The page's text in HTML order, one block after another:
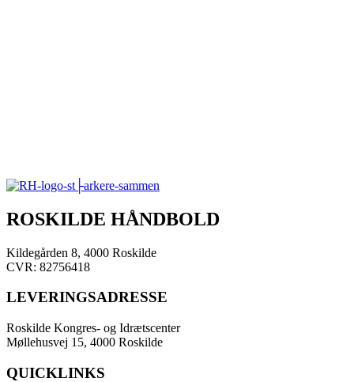
ROSKILDE HÅNDBOLD
Kildegården 8, 4000 Roskilde
CVR: 82756418
LEVERINGSADRESSE
Roskilde Kongres- og Idrætscenter
Møllehusvej 15, 4000 Roskilde
QUICKLINKS